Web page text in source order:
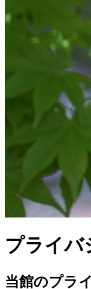
プライバ
当館のプラ